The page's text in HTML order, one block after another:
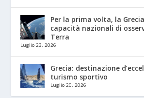
Per la prima volta, la
capacità nazionali di
Terra
Luglio 23, 2026
Grecia: destinazione
turismo sportivo
Luglio 20, 2026